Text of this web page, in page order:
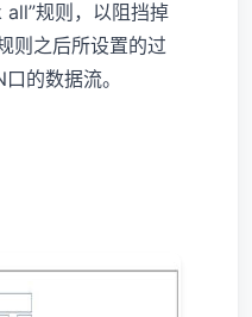
规则，以阻挡掉
则之后所设置的过
的数据流。